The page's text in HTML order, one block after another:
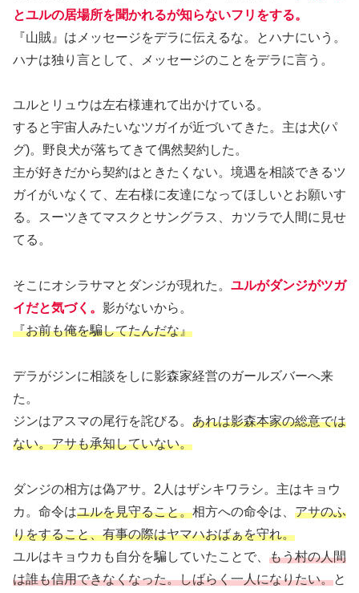
とユルの居場所を聞かれるが知らないフリをする。
『山賊』はメッセージをデラに伝えるな。とハナにいう。
ハナは独り言として、メッセージのことをデラに言う。
ユルとリュウは左右様連れて出かけている。
すると宇宙人みたいなツガイが近づいてきた。主は犬(パ
グ)。野良犬が落ちてきて偶然契約した。
主が好きだから契約はときたくない。境遇を相談できるツ
ガイがいなくて、左右様に友達になってほしいとお願いす
る。スーツきてマスクとサングラス、カツラで人間に見せ
てる。
そこにオシラサマとダンジが現れた。 ユルがダンジがツガ
イだと気づく。 影がないから。
『お前も俺を騙してたんだな』
デラがジンに相談をしに影森家経営のガールズバーへ来
た。
ジンはアスマの尾行を詫びる。 あれは影森本家の総意では
ない。アサも承知していない。
ダンジの相方は偽アサ。2人はザシキワラシ。主はキョウ
カ。命令はユルを見守ること。相方への命令は、 アサのふ
りをすること、有事の際はヤマハおばぁを守れ。
ユルはキョウカも自分を騙していたことで、 もう村の人間
は誰も信用できなくなった。しばらく一人になりたい。と